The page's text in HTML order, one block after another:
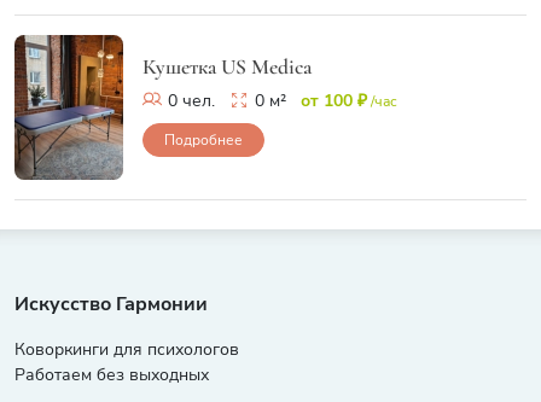
Кушетка US Medica
0 чел. 0 м² от 100 ₽/час
Подробнее
Искусство Гармонии
Коворкинги для психологов
Работаем без выходных